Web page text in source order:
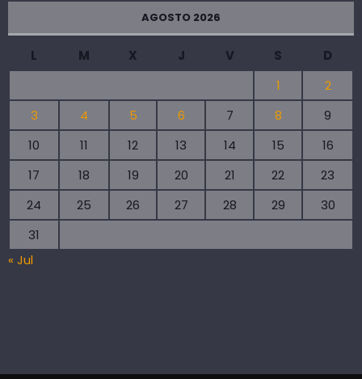
AGOSTO 2026
L M X J V S
D
1
2
3
4 5 6 7 8
9
10
11 12 13 14 15
16
17
18 19 20 21 22
23
24
25 26 27 28 29
30
31
« Jul